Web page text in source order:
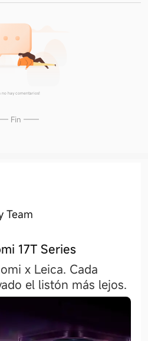
no hay comentarios!
Fin ——
Team
17T Series
x Leica. Cada
el listón más lejos.